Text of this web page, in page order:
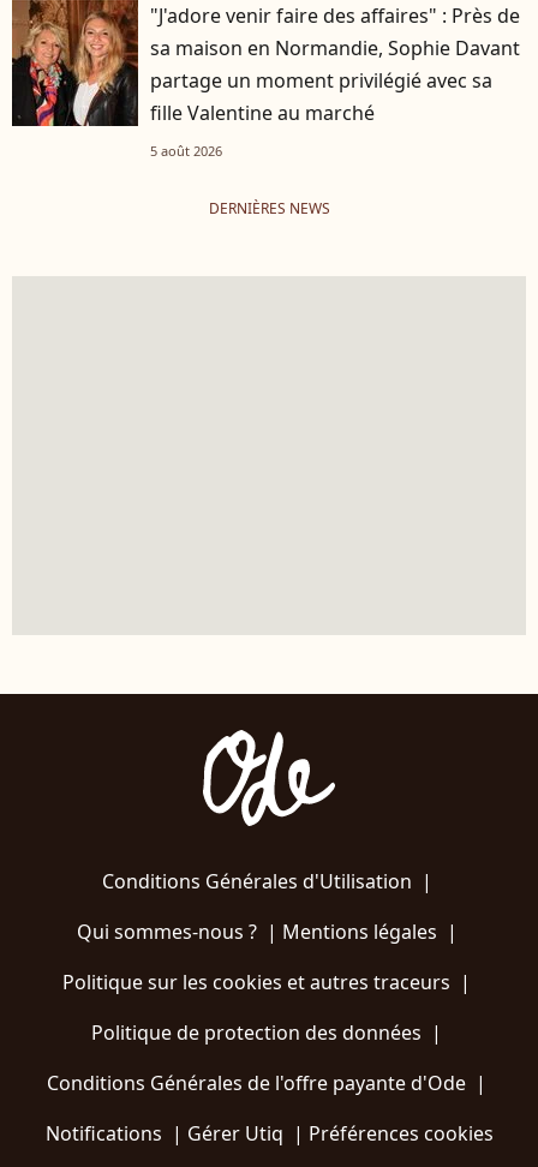
"J'adore venir faire des affaires" : Près de
sa maison en Normandie, Sophie Davant
partage un moment privilégié avec sa
fille Valentine au marché
5 août 2026
DERNIÈRES NEWS
Conditions Générales d'Utilisation |
Qui sommes-nous ?| Mentions légales |
Politique sur les cookies et autres traceurs |
Politique de protection des données |
Conditions Générales de l'offre payante d'Ode |
Notifications | Gérer Utiq | Préférences cookies